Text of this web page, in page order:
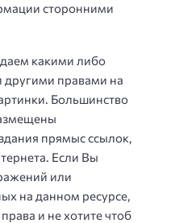
сторонними
какими либо
другими правами на
Большинство
прямыс ссылок,
Если Вы
или
на данном ресурсе,
и не хотите чтоб